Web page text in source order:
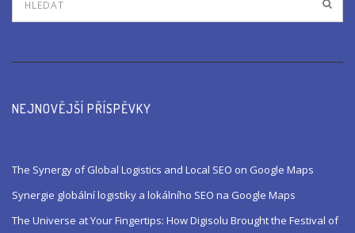
NEJNOVĚJŠÍ PŘÍSPĚVKY
The Synergy of Global Logistics and Local SEO on Google Maps
Synergie globální logistiky a lokálního SEO na Google Maps
The Universe at Your Fingertips: How Digisolu Brought the Festival of